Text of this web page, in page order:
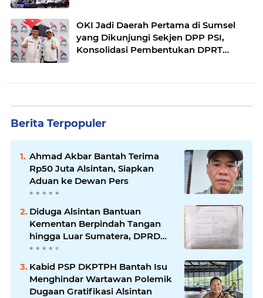
OKI Jadi Daerah Pertama di Sumsel
yang Dikunjungi Sekjen DPP PSI,
Konsolidasi Pembentukan DPRT
Berita Terpopuler
Ahmad Akbar Bantah Terima
Rp50 Juta Alsintan, Siapkan
Aduan ke Dewan Pers
Diduga Alsintan Bantuan
Kementan Berpindah Tangan
hingga Luar Sumatera, DPRD
Sumsel Minta Aparat Usut
Tuntas
Kabid PSP DKPTPH Bantah Isu
Menghindar Wartawan Polemik
Dugaan Gratifikasi Alsintan